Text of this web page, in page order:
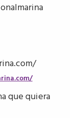
que quiera